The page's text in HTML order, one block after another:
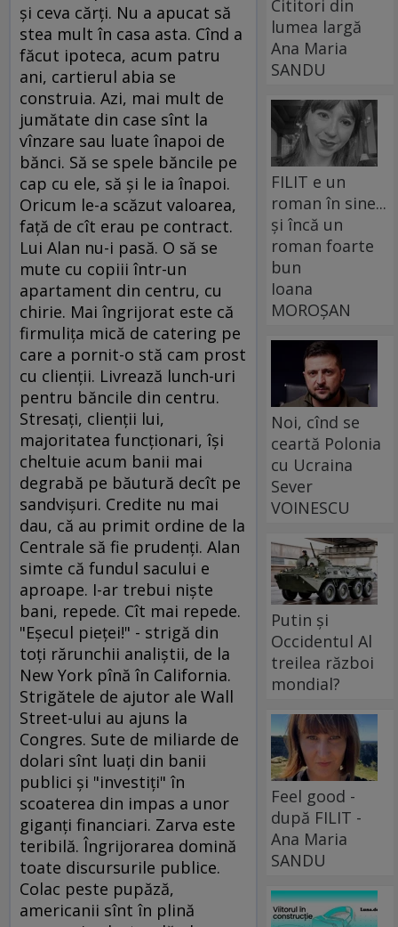
şi ceva cărţi. Nu a apucat să
stea mult în casa asta. Cînd a
făcut ipoteca, acum patru
ani, cartierul abia se
construia. Azi, mai mult de
jumătate din case sînt la
vînzare sau luate înapoi de
bănci. Să se spele băncile pe
cap cu ele, să şi le ia înapoi.
Oricum le-a scăzut valoarea,
faţă de cît erau pe contract.
Lui Alan nu-i pasă. O să se
mute cu copiii într-un
apartament din centru, cu
chirie. Mai îngrijorat este că
firmuliţa mică de catering pe
care a pornit-o stă cam prost
cu clienţii. Livrează lunch-uri
pentru băncile din centru.
Stresaţi, clienţii lui,
majoritatea funcţionari, îşi
cheltuie acum banii mai
degrabă pe băutură decît pe
sandvişuri. Credite nu mai
dau, că au primit ordine de la
Centrale să fie prudenţi. Alan
simte că fundul sacului e
aproape. I-ar trebui nişte
bani, repede. Cît mai repede.
"Eşecul pieţei!" - strigă din
toţi rărunchii analiştii, de la
New York pînă în California.
Strigătele de ajutor ale Wall
Street-ului au ajuns la
Congres. Sute de miliarde de
dolari sînt luaţi din banii
publici şi "investiţi" în
scoaterea din impas a unor
giganţi financiari. Zarva este
teribilă. Îngrijorarea domină
toate discursurile publice.
Colac peste pupăză,
americanii sînt în plină
Cititori din
lumea largă
Ana Maria
SANDU
FILIT e un
roman în sine...
și încă un
roman foarte
bun
Ioana
MOROȘAN
Noi, cînd se
ceartă Polonia
cu Ucraina
Sever
VOINESCU
Putin și
Occidentul Al
treilea război
mondial?
Feel good -
după FILIT -
Ana Maria
SANDU